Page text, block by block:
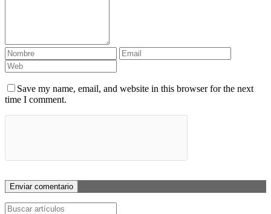
Save my name, email, and website in this browser for the next
time I comment.